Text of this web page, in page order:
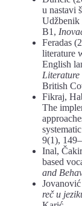
u nastavi
Udžbenik
B1,
Feradas
literature
English
British
Fikraj,
The
9(1),
Inal,
based
and
reč u